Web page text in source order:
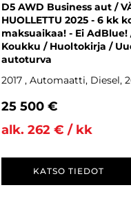
D5 AWD Business aut /
HUOLLETTU 2025 - 6 kk
maksuaikaa! - Ei
Koukku / Huoltokirja /
autoturva
2017 , Automaatti, Diesel,
25 500 €
alk. 262 € / kk
KATSO TIEDOT